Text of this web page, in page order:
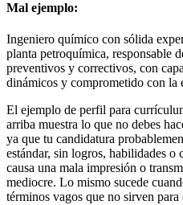
Mal ejemplo:
Ingeniero químico con sólida
planta petroquímica, responsable
preventivos y correctivos, con
dinámicos y comprometido con la
El ejemplo de perfil para
arriba muestra lo que no debes
ya que tu candidatura
estándar, sin logros, habilidades o
causa una mala impresión o
mediocre. Lo mismo sucede
términos vagos que no sirven